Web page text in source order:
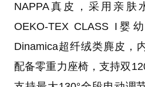
NAPPA真皮，采用亲肤
OEKO-TEX CLASS I婴
Dinamica超纤绒类麂皮，
配备零重力座椅，支持双